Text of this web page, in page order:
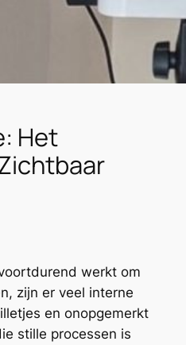
Het
werkt om
zijn er veel interne
en onopgemerkt
stille processen is